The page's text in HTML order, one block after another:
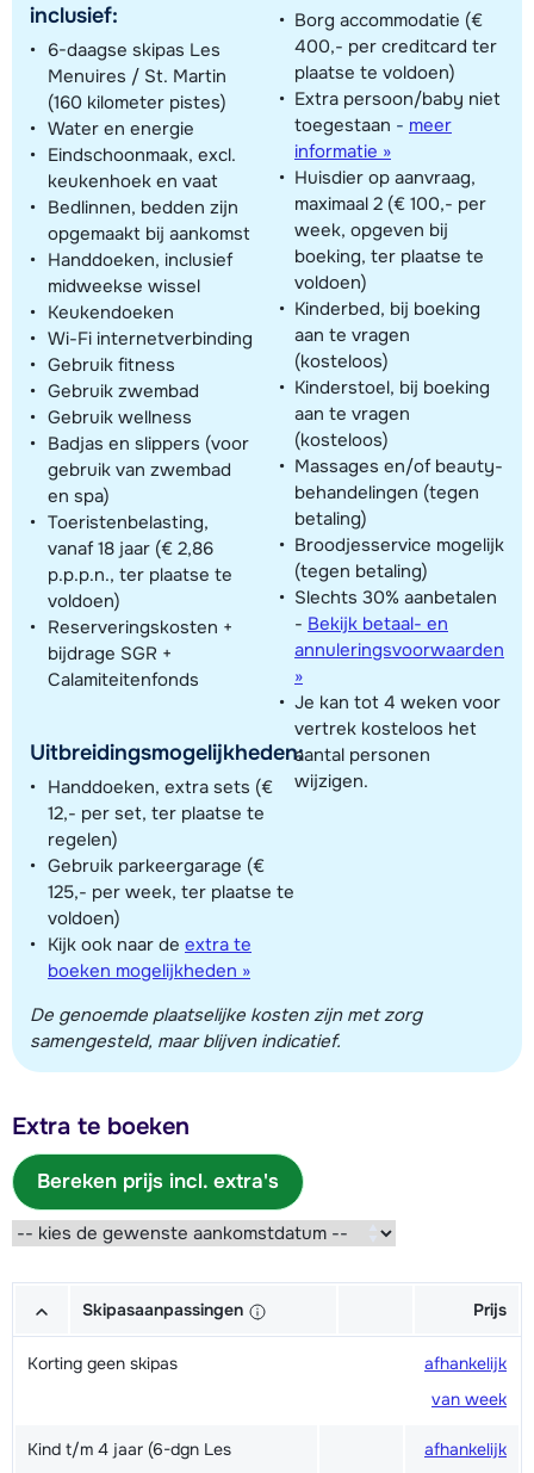
inclusief:
6-daagse skipas Les
Menuires / St. Martin
(160 kilometer pistes)
Water en energie
Eindschoonmaak, excl.
keukenhoek en vaat
Bedlinnen, bedden zijn
opgemaakt bij aankomst
Handdoeken, inclusief
midweekse wissel
Keukendoeken
Wi-Fi internetverbinding
Gebruik fitness
Gebruik zwembad
Gebruik wellness
Badjas en slippers (voor
gebruik van zwembad
en spa)
Toeristenbelasting,
vanaf 18 jaar (€ 2,86
p.p.p.n., ter plaatse te
voldoen)
Reserveringskosten +
bijdrage SGR +
Calamiteitenfonds
Uitbreidingsmogelijkheden:
Handdoeken, extra sets (€
12,- per set, ter plaatse te
regelen)
Gebruik parkeergarage (€
125,- per week, ter plaatse te
voldoen)
Kijk ook naar de extra te
boeken mogelijkheden »
Borg accommodatie (€
400,- per creditcard ter
plaatse te voldoen)
Extra persoon/baby niet
toegestaan - meer
informatie »
Huisdier op aanvraag,
maximaal 2 (€ 100,- per
week, opgeven bij
boeking, ter plaatse te
voldoen)
Kinderbed, bij boeking
aan te vragen
(kosteloos)
Kinderstoel, bij boeking
aan te vragen
(kosteloos)
Massages en/of beauty-
behandelingen (tegen
betaling)
Broodjesservice mogelijk
(tegen betaling)
Slechts 30% aanbetalen
- Bekijk betaal- en
annuleringsvoorwaarden
»
Je kan tot 4 weken voor
vertrek kosteloos het
aantal personen
wijzigen.
De genoemde plaatselijke kosten zijn met zorg
samengesteld, maar blijven indicatief.
Extra te boeken
Bereken prijs incl. extra's
Skipasaanpassingen Prijs
Korting geen skipas
afhankelijk
van week
Kind t/m 4 jaar (6-dgn Les
afhankelijk